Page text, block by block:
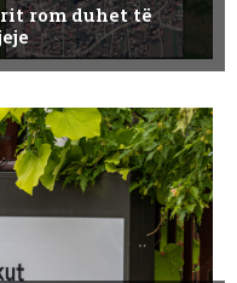
rom duhet të